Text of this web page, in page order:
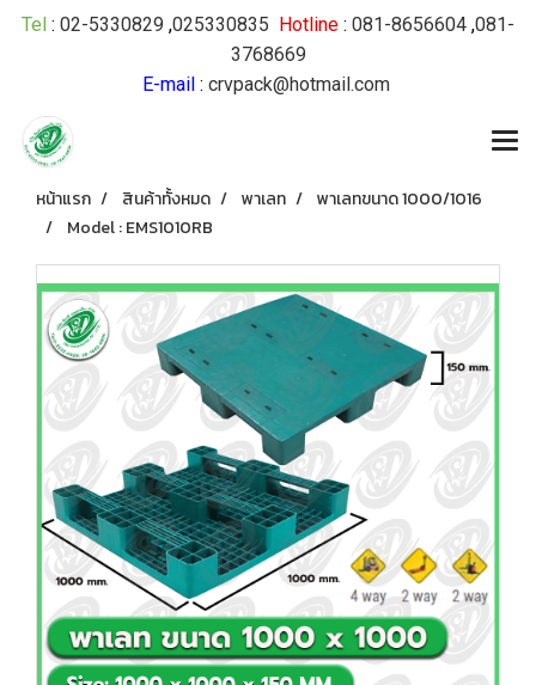
Tel : 02-5330829 ,025330835 Hotline : 081-8656604 ,081-
3768669
E-mail: crvpack@hotmail.com
หน้าแรก สินค้าทั้งหมด พาเลท
พาเลทขนาด 1000/1016
Model : EMS1010RB